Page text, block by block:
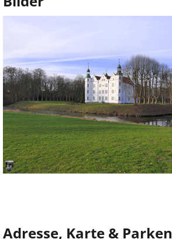
Adresse, Karte & Parken